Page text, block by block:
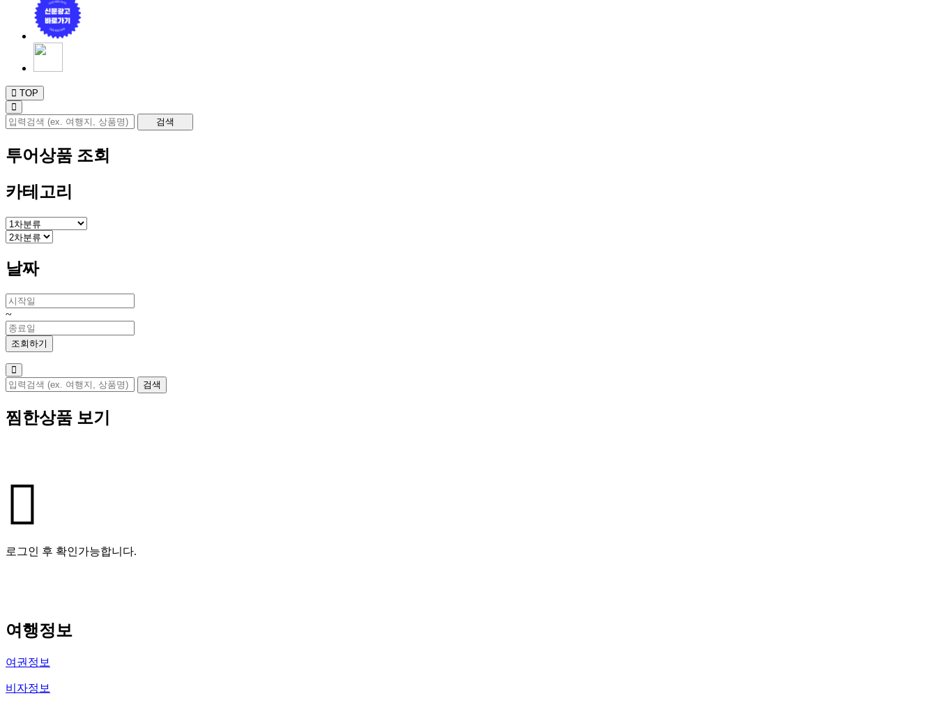
TOP
투어상품 조회
카테고리
날짜
~
찜한상품 보기
로그인 후 확인가능합니다.
여행정보
여권정보
비자정보